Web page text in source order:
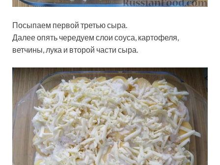
Посыпаем первой третью сыра.
Далее опять чередуем слои соуса, картофеля,
ветчины, лука и второй части сыра.